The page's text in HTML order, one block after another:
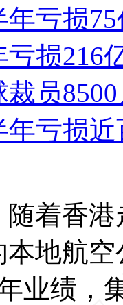
年亏损
亏损216
裁员
年亏损
随着香
地航
业绩，